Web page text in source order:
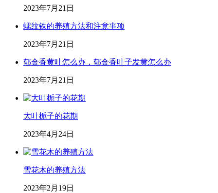
2023年7月21日
螺纹铁的养殖方法和注意事项
2023年7月21日
郁金香黄叶怎么办，郁金香叶子发黄怎么办
2023年7月21日
大叶栀子的花期
2023年4月24日
雪花木的养殖方法
2023年2月19日